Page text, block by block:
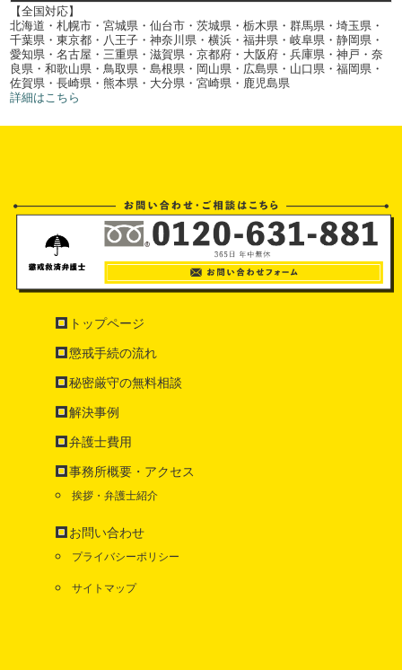
【全国対応】
北海道・札幌市・宮城県・仙台市・茨城県・栃木県・群馬県・埼玉県・
千葉県・東京都・八王子・神奈川県・横浜・福井県・岐阜県・静岡県・
愛知県・名古屋・三重県・滋賀県・京都府・大阪府・兵庫県・神戸・奈
良県・和歌山県・鳥取県・島根県・岡山県・広島県・山口県・福岡県・
佐賀県・長崎県・熊本県・大分県・宮崎県・鹿児島県
詳細はこちら
トップページ
懲戒手続の流れ
秘密厳守の無料相談
解決事例
弁護士費用
事務所概要・アクセス
挨拶・弁護士紹介
お問い合わせ
プライバシーポリシー
サイトマップ